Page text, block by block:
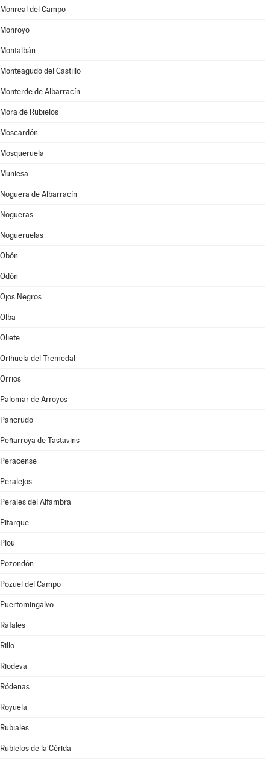
Monreal del Campo
Monroyo
Montalbán
Monteagudo del Castillo
Monterde de Albarracín
Mora de Rubielos
Moscardón
Mosqueruela
Muniesa
Noguera de Albarracín
Nogueras
Nogueruelas
Obón
Odón
Ojos Negros
Olba
Oliete
Orihuela del Tremedal
Orrios
Palomar de Arroyos
Pancrudo
Peñarroya de Tastavins
Peracense
Peralejos
Perales del Alfambra
Pitarque
Plou
Pozondón
Pozuel del Campo
Puertomingalvo
Ráfales
Rillo
Riodeva
Ródenas
Royuela
Rubiales
Rubielos de la Cérida